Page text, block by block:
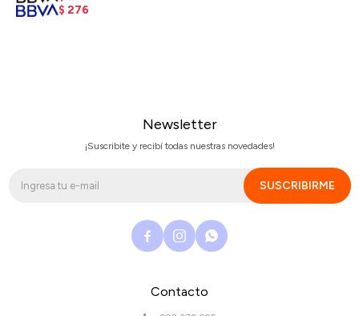
$ 276
Contacto
Newsletter
¡Suscribite y recibí todas nuestras novedades!
SUSCRIBIRME
  